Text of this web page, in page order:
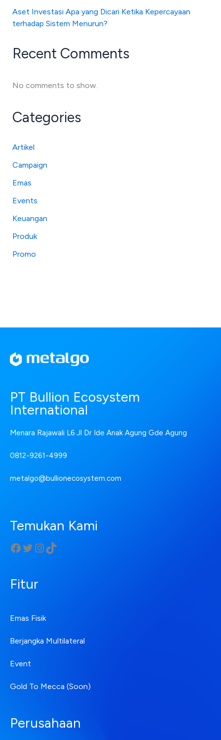
Aset Investasi Apa yang Dicari Ketika Kepercayaan
terhadap Sistem Menurun?
Recent Comments
No comments to show.
Categories
Artikel
Campaign
Emas
Events
Keuangan
Produk
Promo
PT Bullion Ecosystem
International
Menara Rajawali L6 Jl Dr Ide Anak Agung Gde Agung
0812-9261-4999
metalgo@bullionecosystem.com
Temukan Kami
Fitur
Emas Fisik
Berjangka Multilateral
Event
Gold To Mecca (Soon)
Perusahaan